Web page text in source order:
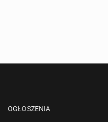
17 grudnia 2022, 07:00
OGŁOSZENIA